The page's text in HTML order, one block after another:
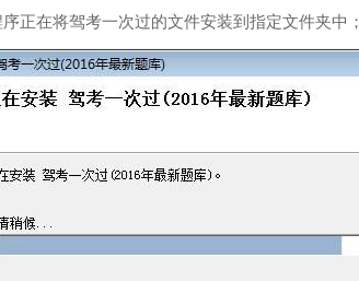
正在将驾考一次过的文件安装到指定文件夹中；